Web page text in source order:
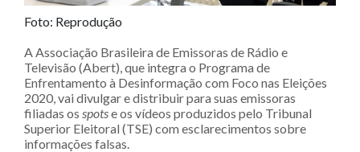
Foto: Reprodução
A Associação Brasileira de Emissoras de Rádio e
Televisão (Abert), que integra o Programa de
Enfrentamento à Desinformação com Foco nas Eleições
2020, vai divulgar e distribuir para suas emissoras
filiadas os spotse os vídeos produzidos pelo Tribunal
Superior Eleitoral (TSE) com esclarecimentos sobre
informações falsas.